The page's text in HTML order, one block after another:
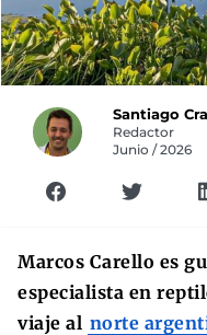
Santiago
Redactor
Junio / 2026
Marcos Carello es
especialista en
viaje al norte